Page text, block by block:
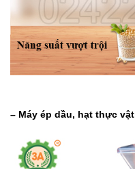
– Máy ép dầu, hạt thực vật